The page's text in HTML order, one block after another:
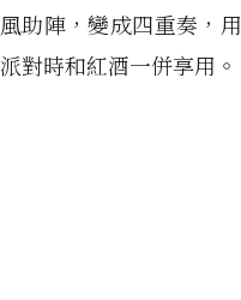
風助陣，變成四重奏，
派對時和紅酒一併享用。